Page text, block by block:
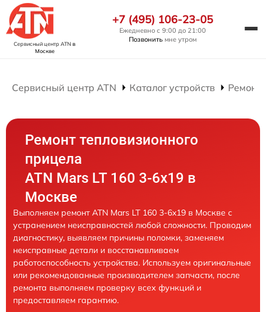
Сервисный центр ATN в
Москве
+7 (495) 106-23-05
Ежедневно с 9:00 до 21:00
Позвонить мне утром
Сервисный центр ATN Каталог устройств Ремонт
Ремонт тепловизионного
прицела
ATN Mars LT 160 3-6x19 в
Москве
Выполняем ремонт ATN Mars LT 160 3-6x19 в Москве с
устранением неисправностей любой сложности. Проводим
диагностику, выявляем причины поломки, заменяем
неисправные детали и восстанавливаем
работоспособность устройства. Используем оригинальные
или рекомендованные производителем запчасти, после
ремонта выполняем проверку всех функций и
предоставляем гарантию.